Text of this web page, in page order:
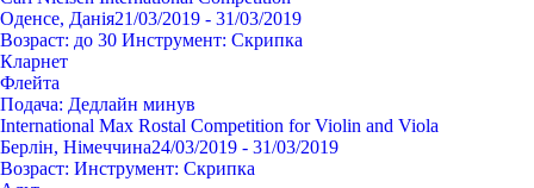
Оденсе, Данія21/03/2019 - 31/03/2019
Возраст: до 30 Инструмент: Cкрипка
Кларнет
Флейта
Подача: Дедлайн минув
International Max Rostal Competition for Violin and Viola
Берлін, Німеччина24/03/2019 - 31/03/2019
Возраст: Инструмент: Cкрипка